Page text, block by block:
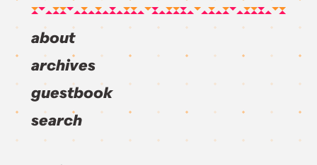
about
archives
guestbook
search